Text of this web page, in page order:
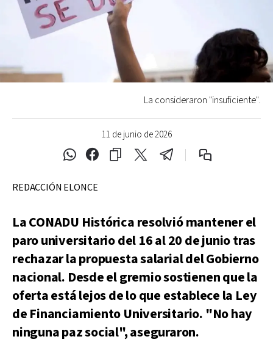
11 de junio de 2026
La consideraron "insuficiente".
REDACCIÓN ELONCE
La CONADU Histórica resolvió mantener el
paro universitario del 16 al 20 de junio tras
rechazar la propuesta salarial del Gobierno
nacional. Desde el gremio sostienen que la
oferta está lejos de lo que establece la Ley
de Financiamiento Universitario. "No hay
ninguna paz social", aseguraron.